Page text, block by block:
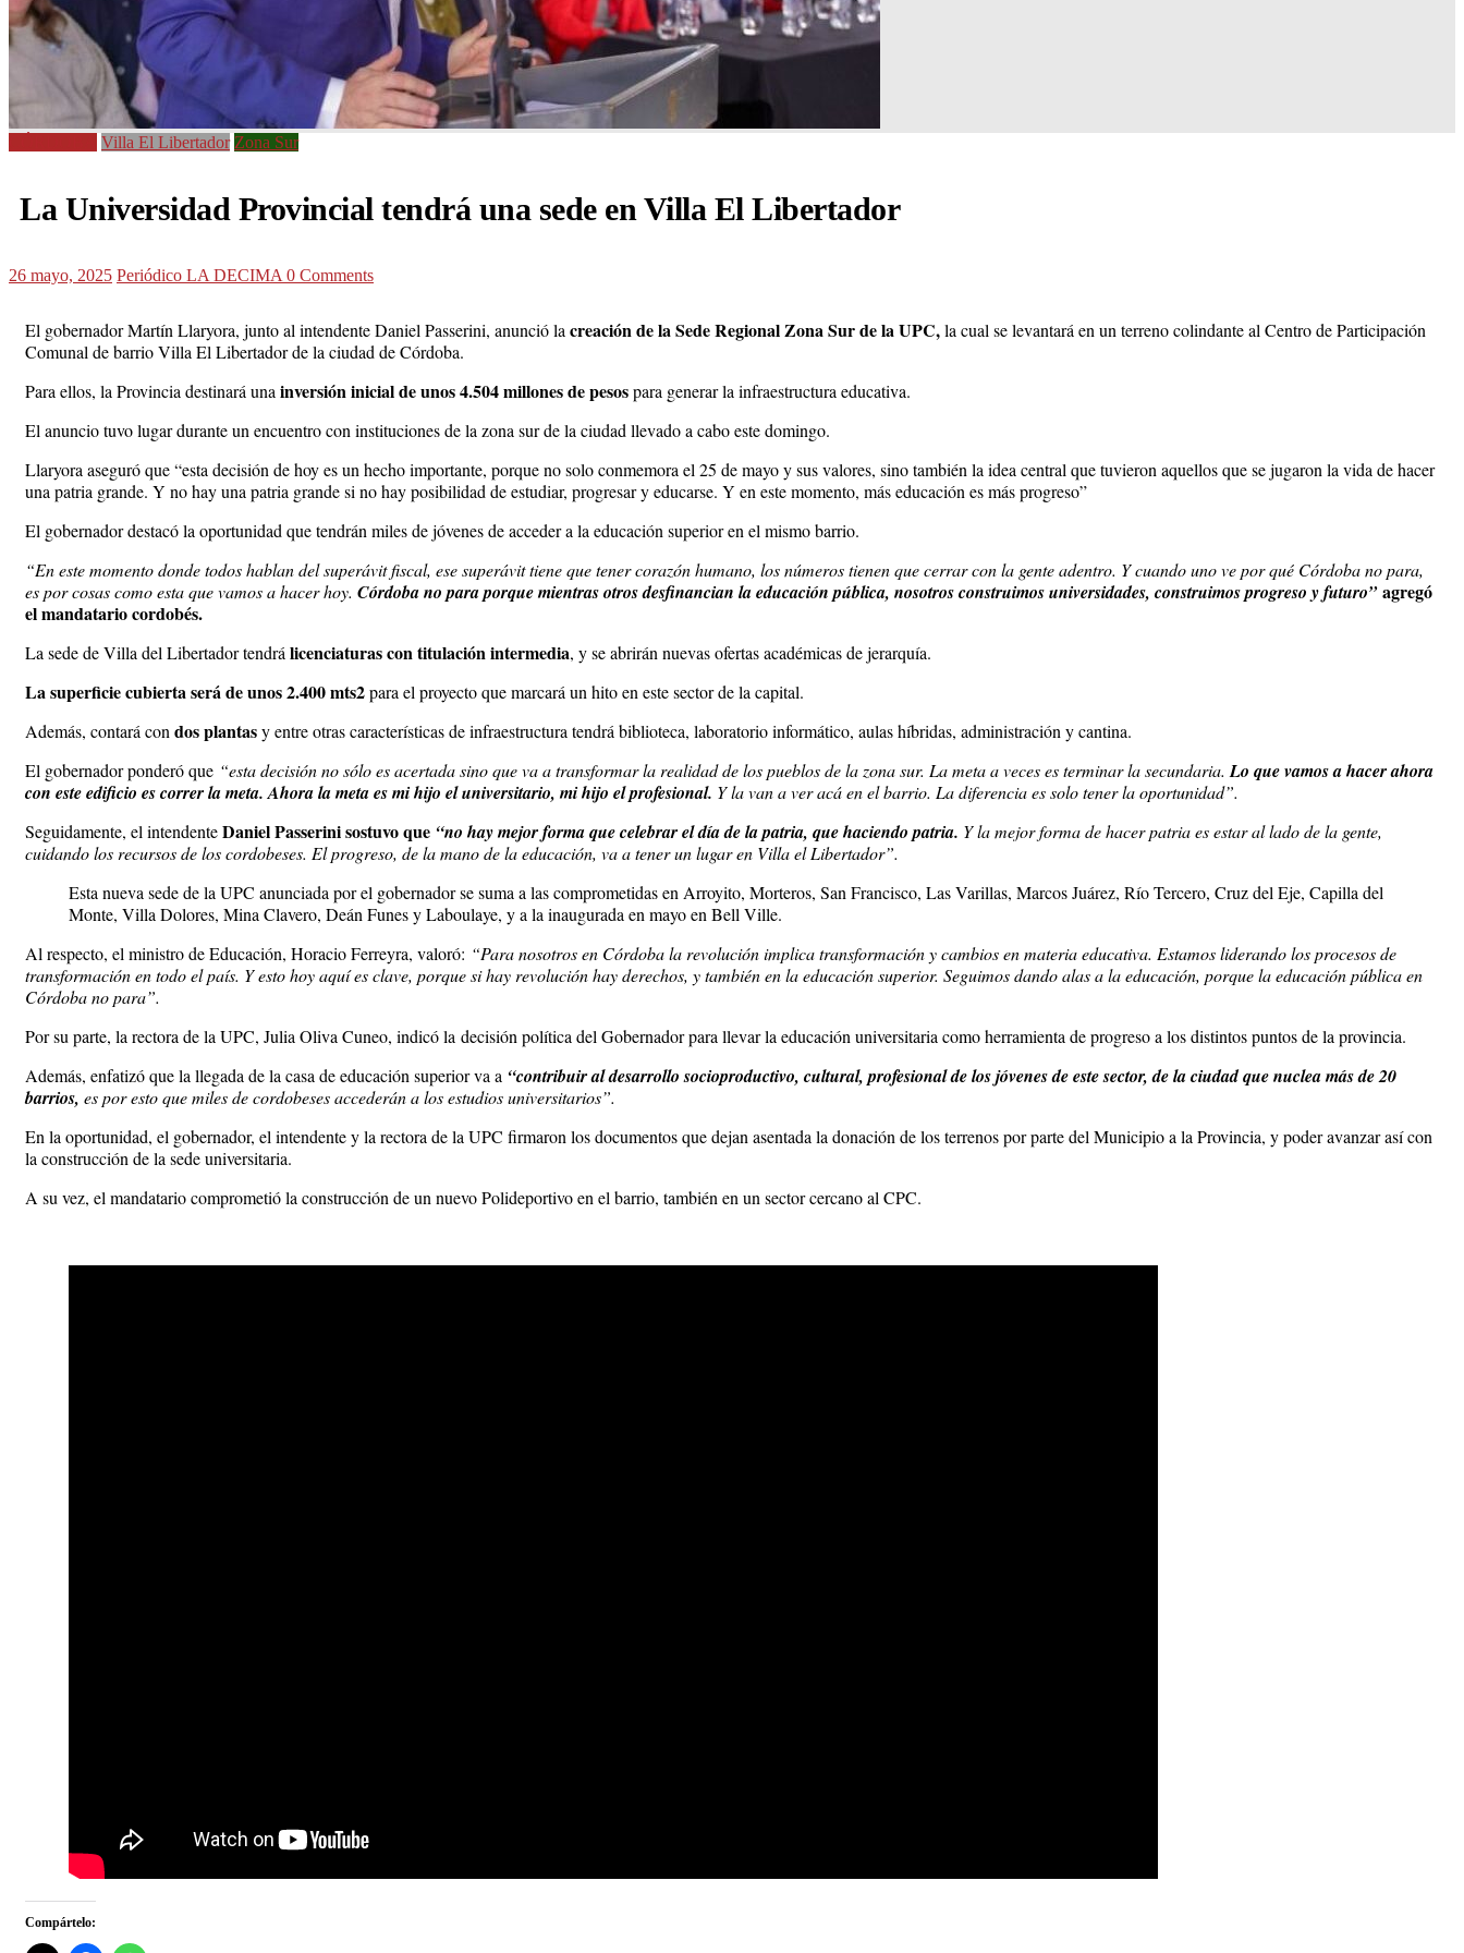
Villa El Libertador Zona Sur
La Universidad Provincial tendrá una sede en Villa El Libertador
26 mayo, 2025 Periódico LA DECIMA 0 Comments
El gobernador Martín Llaryora, junto al intendente Daniel Passerini, anunció la creación de la Sede Regional Zona Sur de la UPC,la cual se levantará en un terreno colindante al Centro de Participación
Comunal de barrio Villa El Libertador de la ciudad de Córdoba.
Para ellos, la Provincia destinará una inversión inicial de unos 4.504 millones de pesospara generar la infraestructura educativa.
El anuncio tuvo lugar durante un encuentro con instituciones de la zona sur de la ciudad llevado a cabo este domingo.
Llaryora aseguró que “esta decisión de hoy es un hecho importante, porque no solo conmemora el 25 de mayo y sus valores, sino también la idea central que tuvieron aquellos que se jugaron la vida de hacer
una patria grande. Y no hay una patria grande si no hay posibilidad de estudiar, progresar y educarse. Y en este momento, más educación es más progreso”
El gobernador destacó la oportunidad que tendrán miles de jóvenes de acceder a la educación superior en el mismo barrio.
“En este momento donde todos hablan del superávit fiscal, ese superávit tiene que tener corazón humano, los números tienen que cerrar con la gente adentro. Y cuando uno ve por qué Córdoba no para,
es por cosas como esta que vamos a hacer hoy. Córdoba no para porque mientras otros desfinancian la educación pública, nosotros construimos universidades, construimos progreso y futuro”agregó
el mandatario cordobés.
La sede de Villa del Libertador tendrá licenciaturas con titulación intermedia, y se abrirán nuevas ofertas académicas de jerarquía.
La superficie cubierta será de unos 2.400 mts2para el proyecto que marcará un hito en este sector de la capital.
Además, contará con dos plantasy entre otras características de infraestructura tendrá biblioteca, laboratorio informático, aulas híbridas, administración y cantina.
El gobernador ponderó que “esta decisión no sólo es acertada sino que va a transformar la realidad de los pueblos de la zona sur. La meta a veces es terminar la secundaria. Lo que vamos a hacer ahora
con este edificio es correr la meta. Ahora la meta es mi hijo el universitario, mi hijo el profesional. Y la van a ver acá en el barrio. La diferencia es solo tener la oportunidad”.
Seguidamente, el intendenteDaniel Passerini sostuvo que “no hay mejor forma que celebrar el día de la patria, que haciendo patria. Y la mejor forma de hacer patria es estar al lado de la gente,
cuidando los recursos de los cordobeses. El progreso, de la mano de la educación, va a tener un lugar en Villa el Libertador”.
Esta nueva sede de la UPC anunciada por el gobernador se suma a las comprometidas en Arroyito, Morteros, San Francisco, Las Varillas, Marcos Juárez, Río Tercero, Cruz del Eje, Capilla del
Monte, Villa Dolores, Mina Clavero, Deán Funes y Laboulaye, y a la inaugurada en mayo en Bell Ville.
Al respecto, el ministro de Educación, Horacio Ferreyra, valoró: “Para nosotros en Córdoba la revolución implica transformación y cambios en materia educativa. Estamos liderando los procesos de
transformación en todo el país. Y esto hoy aquí es clave, porque si hay revolución hay derechos, y también en la educación superior. Seguimos dando alas a la educación, porque la educación pública en
Córdoba no para”.
Por su parte, la rectora de la UPC, Julia Oliva Cuneo, indicó la decisión política del Gobernador para llevar la educación universitaria como herramienta de progreso a los distintos puntos de la provincia.
Además, enfatizó que la llegada de la casa de educación superior va a “contribuir al desarrollo socioproductivo, cultural, profesional de los jóvenes de este sector, de la ciudad que nuclea más de 20
barrios, es por esto que miles de cordobeses accederán a los estudios universitarios”.
En la oportunidad, el gobernador, el intendente y la rectora de la UPC firmaron los documentos que dejan asentada la donación de los terrenos por parte del Municipio a la Provincia, y poder avanzar así con
la construcción de la sede universitaria.
A su vez, el mandatario comprometió la construcción de un nuevo Polideportivo en el barrio, también en un sector cercano al CPC.
Compártelo: